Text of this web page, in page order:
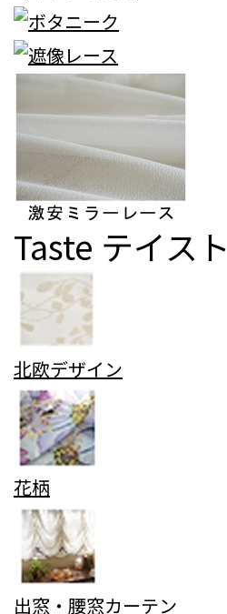
Taste テイスト
北欧デザイン
花柄
出窓・腰窓カーテン